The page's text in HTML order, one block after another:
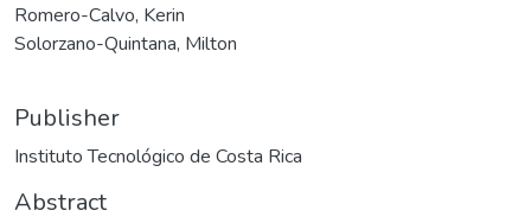
Romero-Calvo, Kerin
Solorzano-Quintana, Milton
Publisher
Instituto Tecnológico de Costa Rica
Abstract